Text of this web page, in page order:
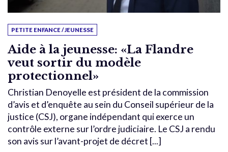
PETITE ENFANCE / JEUNESSE
Aide à la jeunesse: «La Flandre
veut sortir du modèle
protectionnel»
Christian Denoyelle est président de la commission
d’avis et d’enquête au sein du Conseil supérieur de la
justice (CSJ), organe indépendant qui exerce un
contrôle externe sur l’ordre judiciaire. Le CSJ a rendu
son avis sur l’avant-projet de décret [...]